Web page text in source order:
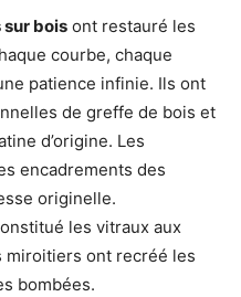
bois ont restauré les
courbe, chaque
patience infinie. Ils ont
de greffe de bois et
d’origine. Les
encadrements des
originelle.
les vitraux aux
miroitiers ont recréé les
bombées.